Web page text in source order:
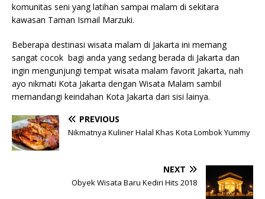
komunitas seni yang latihan sampai malam di sekitara
kawasan Taman Ismail Marzuki.
Beberapa destinasi wisata malam di Jakarta ini memang
sangat cocok bagi anda yang sedang berada di Jakarta dan
ingin mengunjungi tempat wisata malam favorit Jakarta, nah
ayo nikmati Kota Jakarta dengan Wisata Malam sambil
memandangi keindahan Kota Jakarta dari sisi lainya.
PREVIOUS
Nikmatnya Kuliner Halal Khas Kota Lombok Yummy
NEXT
Obyek Wisata Baru Kediri Hits 2018